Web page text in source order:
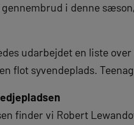
i denne
udarbejdet en liste
flot syvendeplads.
finder vi Robert